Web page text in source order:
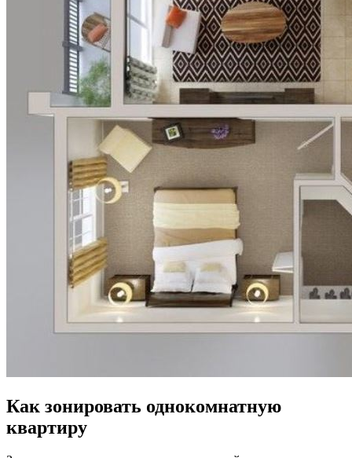
Как зонировать однокомнатную
квартиру